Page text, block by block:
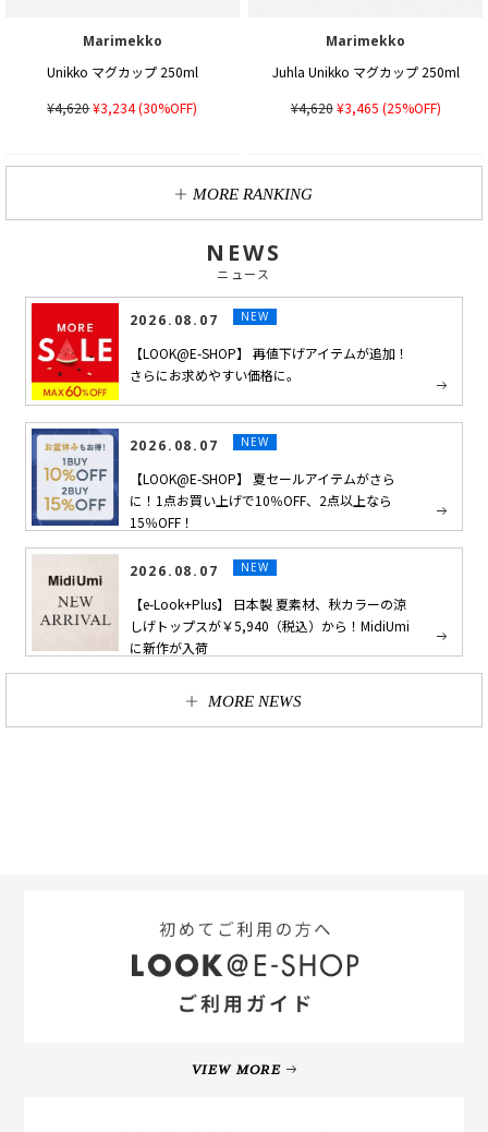
Marimekko
Unikko マグカップ 250ml
¥4,620¥3,234(30%OFF)
Marimekko
Juhla Unikko マグカップ 250ml
¥4,620¥3,465 (25%OFF)
MORE RANKING
NEWS
ニュース
2026.08.07 NEW
【LOOK@E-SHOP】 再値下げアイテムが追加！
さらにお求めやすい価格に。
2026.08.07 NEW
【LOOK@E-SHOP】 夏セールアイテムがさら
に！1点お買い上げで10％OFF、2点以上なら
15％OFF！
2026.08.07 NEW
【e-Look+Plus】 日本製 夏素材、秋カラーの涼
しげトップスが￥5,940（税込）から！MidiUmi
に新作が入荷
MORE NEWS
VIEW MORE